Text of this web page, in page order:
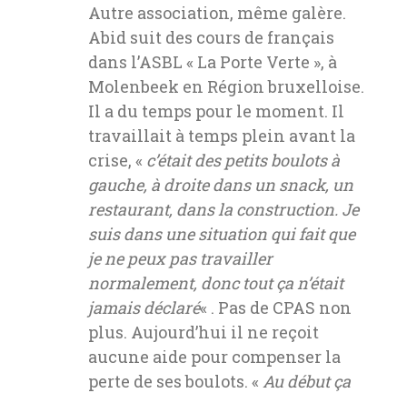
Autre association, même galère.
Abid suit des cours de français
dans l’ASBL « La Porte Verte », à
Molenbeek en Région bruxelloise.
Il a du temps pour le moment. Il
travaillait à temps plein avant la
crise, « c’était des petits boulots à
gauche, à droite dans un snack, un
restaurant, dans la construction. Je
suis dans une situation qui fait que
je ne peux pas travailler
normalement, donc tout ça n’était
jamais déclaré« . Pas de CPAS non
plus. Aujourd’hui il ne reçoit
aucune aide pour compenser la
perte de ses boulots. «Au début ça